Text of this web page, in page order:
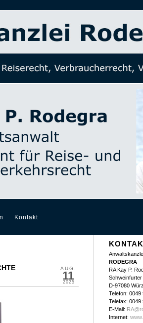
Kontakt
AUG.
11
2025
RODEGRA
RA Kay P.
Schweinfurter
D-97080
Telefon: 0049
Telefax: 0049
E-Mail:
Internet: